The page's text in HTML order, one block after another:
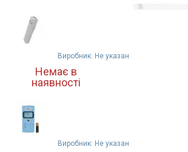
Виробник: Не указан
Немає в
наявності
Виробник: Не указан